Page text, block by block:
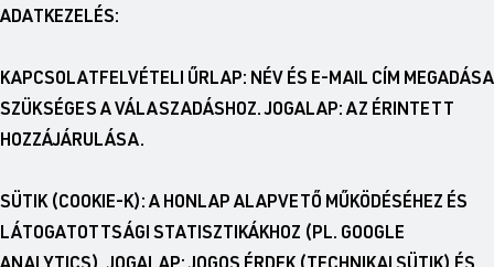
ADATKEZELÉS:
KAPCSOLATFELVÉTELI ŰRLAP: NÉV ÉS E-MAIL CÍM MEGADÁSA
SZÜKSÉGES A VÁLASZADÁSHOZ. JOGALAP: AZ ÉRINTETT
HOZZÁJÁRULÁSA.
SÜTIK (COOKIE-K): A HONLAP ALAPVETŐ MŰKÖDÉSÉHEZ ÉS
LÁTOGATOTTSÁGI STATISZTIKÁKHOZ (PL. GOOGLE